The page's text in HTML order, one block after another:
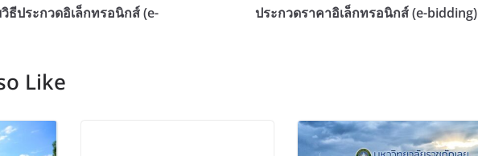
ธีประกวดอิเล็กทรอนิกส์ (e-
ประกวดราคาอิเล็กทรอนิกส์ (e-bidding)
Like